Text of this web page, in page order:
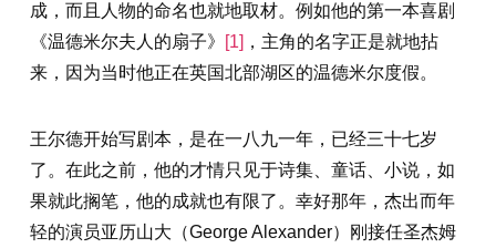
成，而且人物的命名也就地取材。例如他的第一本喜剧
《温德米尔夫人的扇子》
[1] ，主角的名字正是就地拈
来，因为当时他正在英国北部湖区的温德米尔度假。
王尔德开始写剧本，是在一八九一年，已经三十七岁
了。在此之前，他的才情只见于诗集、童话、小说，如
果就此搁笔，他的成就也有限了。幸好那年，杰出而年
轻的演员亚历山大（George Alexander）刚接任圣杰姆